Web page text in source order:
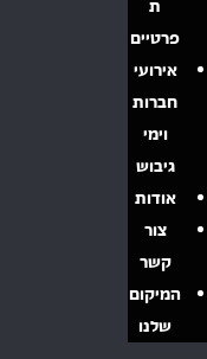
ת
פרטיים
אירועי
חברות
וימי
גיבוש
אודות
צור
קשר
המיקום
שלנו